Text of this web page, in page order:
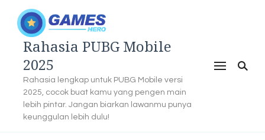
Rahasia PUBG Mobile
2025
Rahasia lengkap untuk PUBG Mobile versi
2025, cocok buat kamu yang pengen main
lebih pintar. Jangan biarkan lawanmu punya
keunggulan lebih dulu!